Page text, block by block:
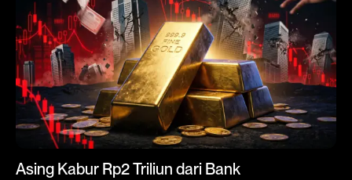
Asing Kabur Rp2 Triliun dari Bank